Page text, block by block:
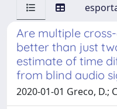
Are multiple
better than just
estimate of time
from blind audio
2020-01-01 Greco, D.;